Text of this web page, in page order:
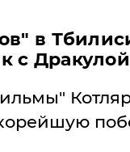
в
с